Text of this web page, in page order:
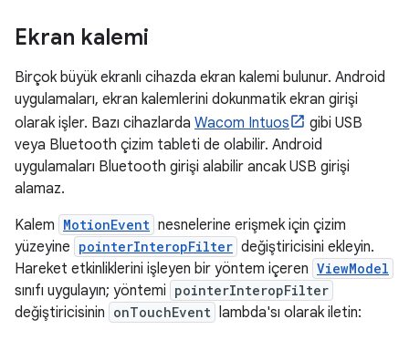
Ekran kalemi
Birçok büyük ekranlı cihazda ekran kalemi bulunur. Android
uygulamaları, ekran kalemlerini dokunmatik ekran girişi
olarak işler. Bazı cihazlarda Wacom Intuos
gibi USB
veya Bluetooth çizim tableti de olabilir. Android
uygulamaları Bluetooth girişi alabilir ancak USB girişi
alamaz.
Kalem MotionEvent nesnelerine erişmek için çizim
yüzeyine pointerInteropFilter değiştiricisini ekleyin.
Hareket etkinliklerini işleyen bir yöntem içeren ViewModel
sınıfı uygulayın; yöntemi pointerInteropFilter
değiştiricisinin onTouchEvent lambda'sı olarak iletin: